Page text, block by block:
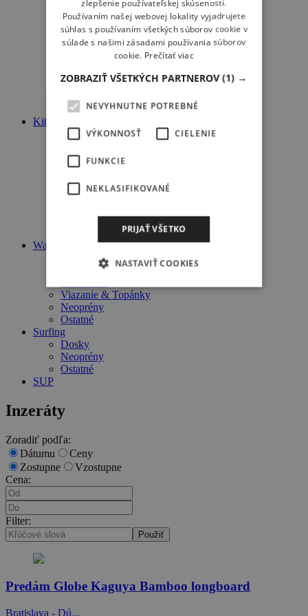
Dosky
Plachty
Sťažne
Rahná
Neoprény
Trapézy
Ostatné
Kiteboard
Komplet
Kity
Neoprény
Trapézy
Vesty
Kitebuggy
Wake
Wakeboard
Viazanie & Topánky
Neoprény
Ostatné
Surfing
Dosky
Neoprény
Ostatné
SUP
Inzeráty
Zoradiť podľa:
Dátumu
Ceny
Zostupne
Vzostupne
Cena:
Filter:
Použiť
Predám Globe Kaguya Bamboo longboard
Bratislava - Dú...
zlepšenie používateľskej skúsenosti.
Používaním našej webovej lokality vyjadrujete
súhlas s používaním všetkých súborov cookie v
súlade s našimi zásadami používania súborov
cookie. Prečítať viac
ZOBRAZIŤ VŠETKÝCH PARTNEROV(1) →
NEVYHNUTNE POTREBNÉ
VÝKONNOSŤ CIELENIE
FUNKCIE
NEKLASIFIKOVANÉ
PRIJAŤ VŠETKO
NASTAVIŤ COOKIES